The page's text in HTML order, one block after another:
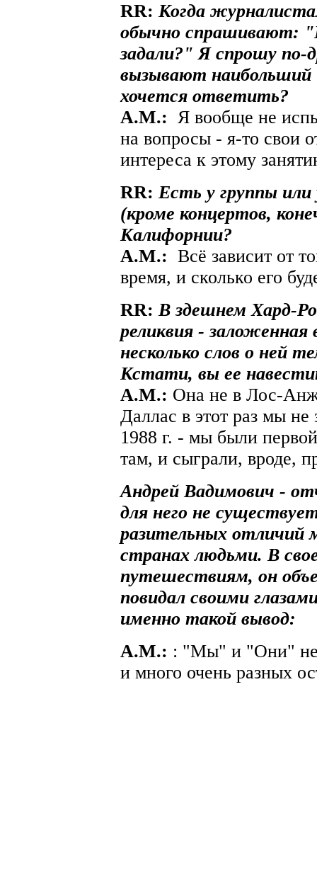
RR: Когда
обычно спрашивают:
задали?" Я спрошу по-
вызывают наибольший
хочется ответить?
A.М.: Я вообще не
на вопросы - я-то свои
интереса к этому
RR:Есть у группы или
(кроме концертов,
Калифорнии?
A.М.: Всё зависит от
время, и сколько его
RR:В здешнем Хард-
реликвия - заложенная
несколько слов о ней
Кстати, вы ее
A.М.: Она не в Лос-
Даллас в этот раз мы
1988 г. - мы были
там, и сыграли, вроде,
Андрей Вадимович -
для него не
разительных
странах людьми. В
путешествиям, он
повидал своими
именно такой вывод:
A.М.: : "Мы" и "Они" не
и много очень разных